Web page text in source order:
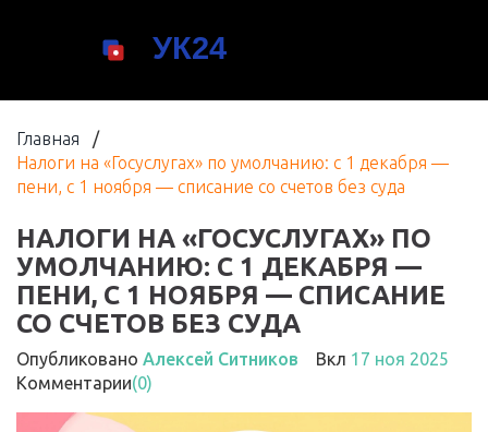
Главная /
Налоги на «Госуслугах» по умолчанию: с 1 декабря —
пени, с 1 ноября — списание со счетов без суда
НАЛОГИ НА «ГОСУСЛУГАХ» ПО
УМОЛЧАНИЮ: С 1 ДЕКАБРЯ —
ПЕНИ, С 1 НОЯБРЯ — СПИСАНИЕ
СО СЧЕТОВ БЕЗ СУДА
Опубликовано Алексей Ситников Вкл 17 ноя 2025
Комментарии(0)